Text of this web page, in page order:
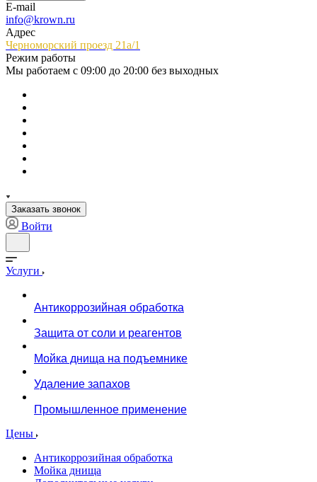
E-mail
info@krown.ru
Адрес
Черноморский проезд 21а/1
Режим работы
Мы работаем с 09:00 до 20:00 без выходных
Заказать звонок
Войти
Услуги
Антикоррозийная обработка
Защита от соли и реагентов
Мойка днища на подъемнике
Удаление запахов
Промышленное применение
Цены
Антикоррозийная обработка
Мойка днища